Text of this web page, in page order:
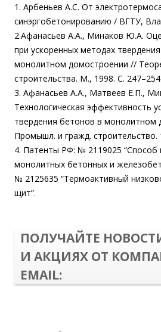
1. Арбеньев А.С. От
синэргобетонированию / ВГТУ,
2.Афанасьев А.А., Минаков Ю.А.
при ускоренных методах
монолитном домостроении //
строительства. М., 1998. С. 247–254.
3. Афанасьев А.А., Матвеев Е.П.,
Технологическая эффективность
твердения бетонов в монолитном
Промышл. и гражд. строительство.
4. Патенты РФ: № 2119025 “Способ
монолитных бетонных и
№ 2125635 “Термоактивный
щит”.
ПОЛУЧАЙТЕ
И АКЦИЯХ ОТ
EMAIL: